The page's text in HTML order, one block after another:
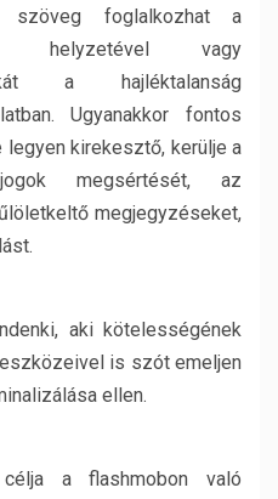
szöveg foglalkozhat a
helyzetével vagy
a hajléktalanság
Ugyanakkor fontos
legyen kirekesztő, kerülje a
megsértését, az
megjegyzéseket,
aki kötelességének
is szót emeljen
ellen.
a flashmobon való